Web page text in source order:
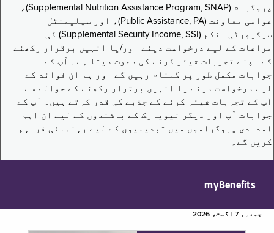
پروگرام (Supplemental Nutrition Assistance Program, SNAP)،
عوامی معاونت (Public Assistance, PA)، اور سپلیمنٹل
سیکیورٹی انکم (Supplemental Security Income, SSI) کی
مراعات کے لیے درخواست دینے اور/یا انہیں برقرار رکھنے
کے اپنے تجربات شیئر کرنے کی دعوت دیتا ہے۔ آپ کے
جوابات مکمل طور پر گمنام رہیں گے اور ہم ان فوائد کے
لیے درخواست دینے یا انہیں برقرار رکھنے کے حوالے سے
آپ کے تجربات شیئر کرنے کے جذبے کی قدر کرتے ہیں۔ آپ کے
جوابات آپ اور دیگر نیویارک کے باشندوں کے لیے ان اہم
امدادی پروگراموں میں تبدیلیوں کے لیے رہنمائی فراہم
کریں گے۔
myBenefits
جمعہ، 7 اگست، 2026